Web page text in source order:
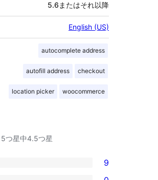
5.6またはそれ以降
English (US)
autocomplete address
autofill address checkout
location picker woocommerce
5つ星中4.5つ星
9